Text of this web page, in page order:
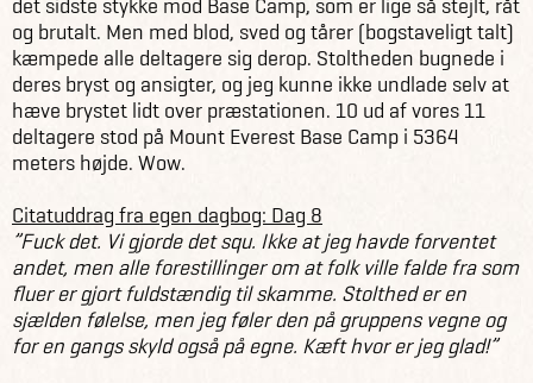
og brutalt. Men med blod, sved og tårer (bogstaveligt talt)
kæmpede alle deltagere sig derop. Stoltheden bugnede i
deres bryst og ansigter, og jeg kunne ikke undlade selv at
hæve brystet lidt over præstationen. 10 ud af vores 11
deltagere stod på Mount Everest Base Camp i 5364
meters højde. Wow.
Citatuddrag fra egen dagbog: Dag 8
”Fuck det. Vi gjorde det squ. Ikke at jeg havde forventet
andet, men alle forestillinger om at folk ville falde fra som
fluer er gjort fuldstændig til skamme. Stolthed er en
sjælden følelse, men jeg føler den på gruppens vegne og
for en gangs skyld også på egne. Kæft hvor er jeg glad!”